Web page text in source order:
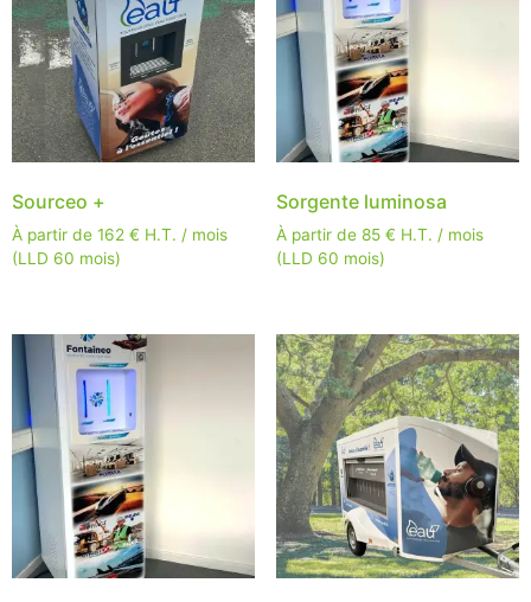
Sourceo +
À partir de 162 € H.T. / mois
(LLD 60 mois)
Sorgente luminosa
À partir de 85 € H.T. / mois
(LLD 60 mois)